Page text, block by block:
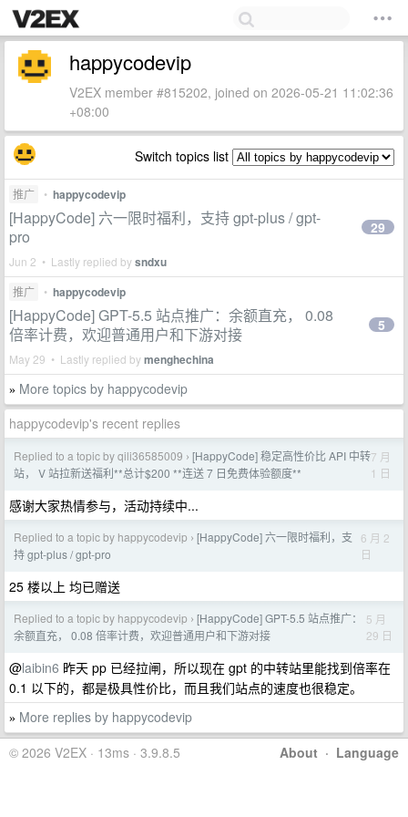
happycodevip
V2EX member #815202, joined on 2026-05-21 11:02:36
+08:00
Switch topics list
推广 • happycodevip
[HappyCode] 六一限时福利，支持 gpt-plus / gpt-
pro
Jun 2 • Lastly replied bysndxu
29
推广 • happycodevip
[HappyCode] GPT-5.5 站点推广：余额直充， 0.08
倍率计费，欢迎普通用户和下游对接
May 29 • Lastly replied bymenghechina
5
» More topics by happycodevip
happycodevip's recent replies
Replied to a topic by qili36585009 › [HappyCode] 稳定高性价比 API 中转
站， V 站拉新送福利**总计$200 **连送 7 日免费体验额度**
7 月
1 日
感谢大家热情参与，活动持续中...
Replied to a topic by happycodevip › [HappyCode] 六一限时福利，支
持 gpt-plus / gpt-pro
6 月 2
日
25 楼以上 均已赠送
Replied to a topic by happycodevip › [HappyCode] GPT-5.5 站点推广：
余额直充， 0.08 倍率计费，欢迎普通用户和下游对接
5 月
29 日
@laibin6 昨天 pp 已经拉闸，所以现在 gpt 的中转站里能找到倍率在
0.1 以下的，都是极具性价比，而且我们站点的速度也很稳定。
» More replies by happycodevip
About · Language
© 2026 V2EX · 13ms · 3.9.8.5